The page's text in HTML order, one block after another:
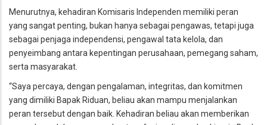
Menurutnya, kehadiran Komisaris Independen memiliki peran
yang sangat penting, bukan hanya sebagai pengawas, tetapi juga
sebagai penjaga independensi, pengawal tata kelola, dan
penyeimbang antara kepentingan perusahaan, pemegang saham,
serta masyarakat.
“Saya percaya, dengan pengalaman, integritas, dan komitmen
yang dimiliki Bapak Riduan, beliau akan mampu menjalankan
peran tersebut dengan baik. Kehadiran beliau akan memberikan